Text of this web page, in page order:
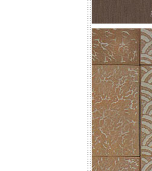
예산에 따라 포인트 벽화부분 즉, 토
아트의 작품크기를 줄이면 저렴하게
도 가능하오니, 거실 아트월 이외에는
토와월과 같은 패턴타일 위주로 디자
인해도 친환경과 기능성 자재의 성능
거실아트월,쇼파월,중문,콘솔☆
고객님의 벽체 사이즈를 예를들어 가
로 3m라면 바로 위 검색코너에서 가로
3000을'클릭'해서 원하는 크기의 상품
들을 보시고 찾으시는 가격과 디자인
을 메모하시고 고객센타로 전화상담
전문 상담원이 제대로 된 친환경 인테